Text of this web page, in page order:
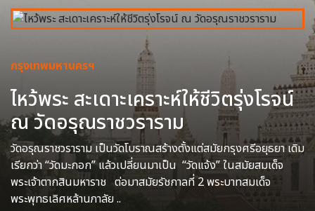
กรุงเทพมหานครฯ
ไหว้พระ สะเดาะเคราะห์ให้ชีวิตรุ่งโรจน์
ณ วัดอรุณราชวราราม
วัดอรุณราชวราราม เป็นวัดโบราณสร้างตั้งแต่สมัยกรุงศรีอยุธยา เดิม
เรียกว่า “วัดมะกอก” แล้วเปลี่ยนมาเป็น “วัดแจ้ง” ในสมัยสมเด็จ
พระเจ้าตากสินมหาราช ต่อมาสมัยรัชกาลที่ 2 พระบาทสมเด็จ
พระพุทธเลิศหล้านภาลัย ..